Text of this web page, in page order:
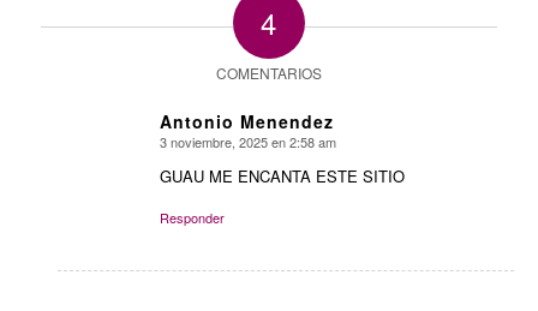
4
COMENTARIOS
Antonio Menendez
Dice:
3 noviembre, 2025 en 2:58 am
GUAU ME ENCANTA ESTE SITIO
Responder